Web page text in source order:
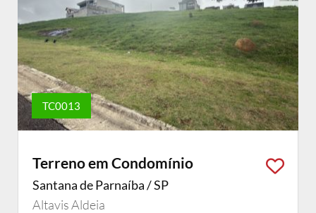
TC0013
Terreno em Condomínio
Santana de Parnaíba / SP
Altavis Aldeia